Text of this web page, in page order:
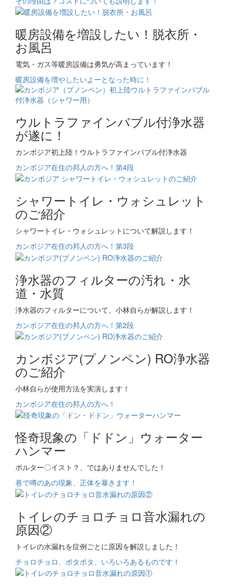
暖房設備を増設したい！脱衣所・
お風呂
電気・ガス等暖房設備は勇気が高まっています！
暖房設備を増やしたいよーとなった時に！
ウルトラファインバブル付浄水器
が遂に！
カンボジア初上陸！ウルトラファインバブル付浄水器
カンボジア在住の邦人の方へ！第4段
シャワートイレ・ウォシュレット
のご紹介
シャワートイレ・ウォシュレットについて解説します！
カンボジア在住の邦人の方へ！第3段
浄水器のフィルターの汚れ・水
道・水質
浄水器のフィルターについて、小林自らが解説します！
カンボジア在住の邦人の方へ！第2段
カンボジア(プノンペン) RO浄水器
のご紹介
小林自らが使用方法を実演します！
カンボジア在住の邦人の方へ！
怪奇現象の「ドドン」ウォーター
ハンマー
ポルター〇イスト？、ではありませんでした！
巷で噂のあの現象、正体を暴きます！
トイレのチョロチョロ音水漏れの
原因②
トイレの水漏れを症例ごとに原因を解説しました！
チョロチョロ、ポタポタ、いろいろあるものです！